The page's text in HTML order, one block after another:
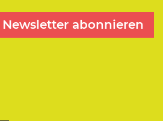
Newsletter abonnieren